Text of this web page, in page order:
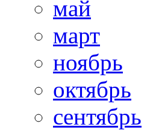
май
март
ноябрь
октябрь
сентябрь